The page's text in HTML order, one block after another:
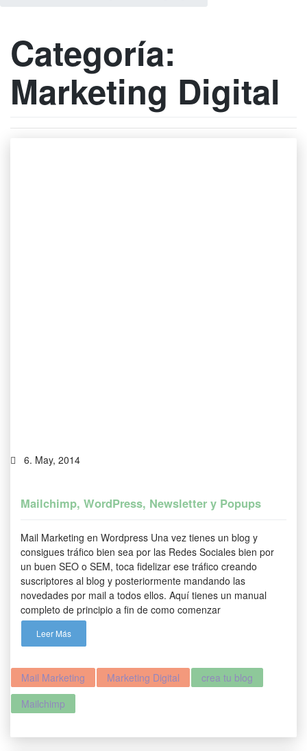
Categoría:
Marketing Digital
6. May, 2014
Mailchimp, WordPress, Newsletter y Popups
Mail Marketing en Wordpress Una vez tienes un blog y
consigues tráfico bien sea por las Redes Sociales bien por
un buen SEO o SEM, toca fidelizar ese tráfico creando
suscriptores al blog y posteriormente mandando las
novedades por mail a todos ellos. Aquí tienes un manual
completo de principio a fin de como comenzar
Leer Más
Mail Marketing Marketing Digital
crea tu blog
Mailchimp